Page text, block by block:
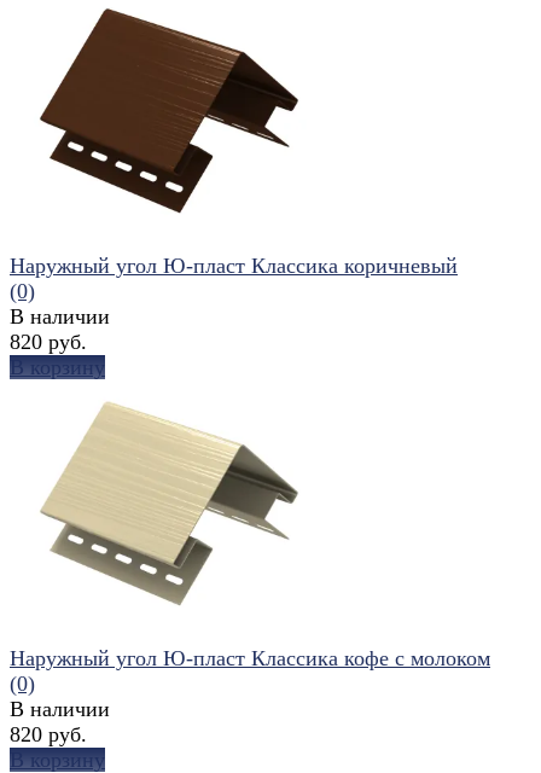
избранное
избранное
Наружный угол Ю-пласт Классика коричневый
(0)
В наличии
820 руб.
В корзину
Наружный угол Ю-пласт Классика кофе с молоком
(0)
В наличии
820 руб.
В корзину